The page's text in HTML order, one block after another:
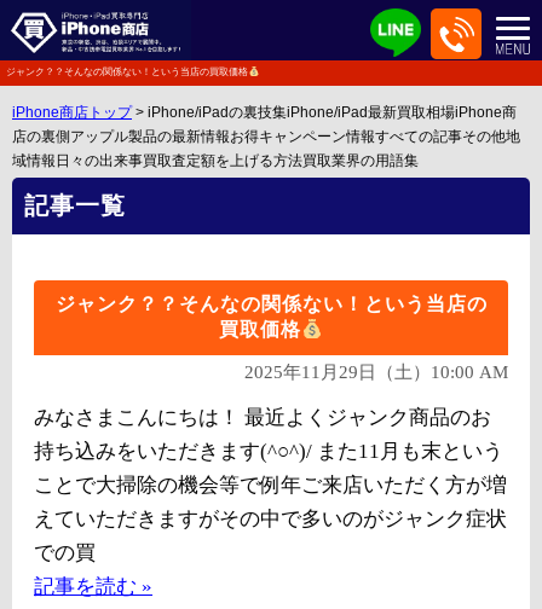
ジャンク？？そんなの関係ない！という当店の買取価格
iPhone商店トップ> iPhone/iPadの裏技集iPhone/iPad最新買取相場iPhone商
店の裏側アップル製品の最新情報お得キャンペーン情報すべての記事その他地
域情報日々の出来事買取査定額を上げる方法買取業界の用語集
記事一覧
ジャンク？？そんなの関係ない！という当店の
買取価格
2025年11月29日（土）10:00 AM
みなさまこんにちは！ 最近よくジャンク商品のお
持ち込みをいただきます(^○^)/ また11月も末という
ことで大掃除の機会等で例年ご来店いただく方が増
えていただきますがその中で多いのがジャンク症状
での買
記事を読む »